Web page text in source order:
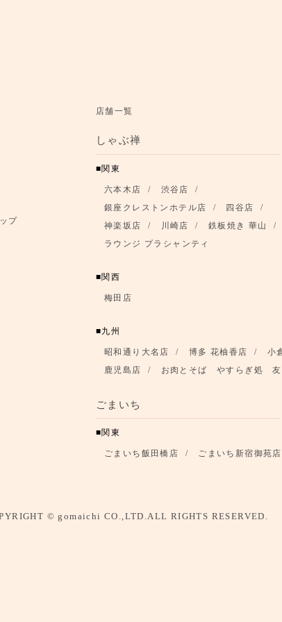
ブランドトップ
店舗情報
プ
店舗一覧
しゃぶ禅
関東
六本木店
渋谷店
銀座クレストンホテル店
四谷店
神楽坂店
川崎店
鉄板焼き 華山
ラウンジ プラシャンティ
関西
梅田店
九州
昭和通り大名店 博多 花柚香店
小
鹿児島店
お肉とそば やすらぎ処
ごまいち
関東
ごまいち飯田橋店 ごまいち新宿御苑店
© gomaichi CO.,LTD.ALL RIGHTS RESERVED.